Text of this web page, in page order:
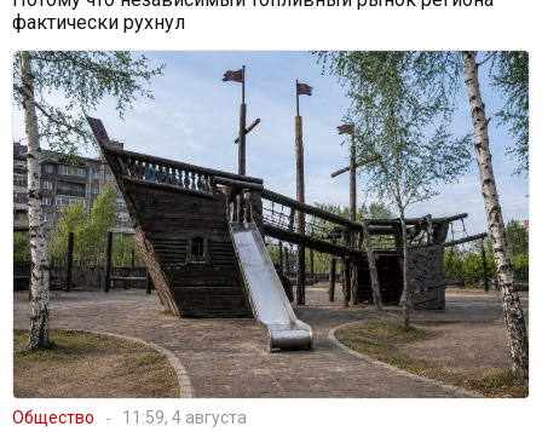
фактически рухнул
Общество 11:59, 4 августа